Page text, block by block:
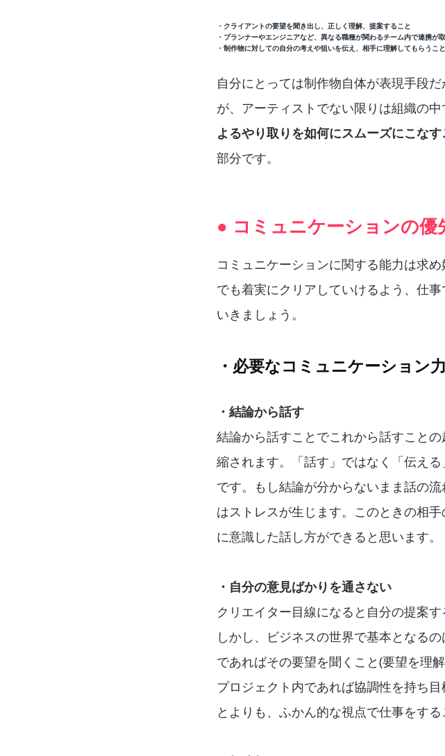
・クライアントの要望を聞き出し、正しく理解、提案すること
・プランナーやエンジニアなど、異なる職種が関わるチーム内で連携が
・制作物に対しての自分の考えや狙いを伝え、相手に理解してもらうこと
自分にとっては制作物自体が表現手段
が、アーティストでない限りは組織の
よるやり取りを如何にスムーズにこな
部分です。
● コミュニケーションの優
コミュニケーションに関する能力は求
でも着実にクリアしていけるよう、仕
いきましょう。
・必要なコミュニケーショ
・結論から話す
結論から話すことでこれから話すこと
縮されます。「話す」ではなく「伝え
です。もし結論が分からないまま話の
はストレスが生じます。このときの相
に意識した話し方ができると思います。
・自分の意見ばかりを通さない
クリエイター目線になると自分の提案
しかし、ビジネスの世界で基本となる
であればその要望を聞くこと(要望を理
プロジェクト内であれば協調性を持ち
とよりも、ふかん的な視点で仕事をする